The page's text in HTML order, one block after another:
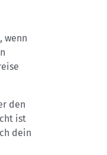
wenn
den
ist
dein